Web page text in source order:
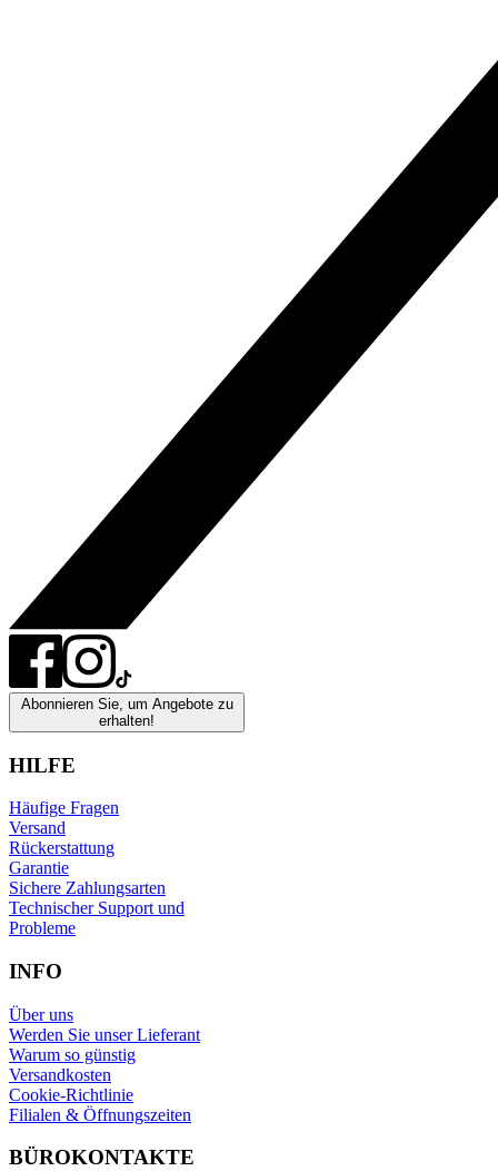
Abonnieren Sie, um Angebote zu
erhalten!
HILFE
Häufige Fragen
Versand
Rückerstattung
Garantie
Sichere Zahlungsarten
Technischer Support und
Probleme
INFO
Über uns
Werden Sie unser Lieferant
Warum so günstig
Versandkosten
Cookie-Richtlinie
Filialen & Öffnungszeiten
BÜROKONTAKTE